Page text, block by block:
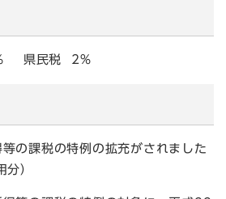
県民税 2％
の課税の特例の拡充がされました
分）